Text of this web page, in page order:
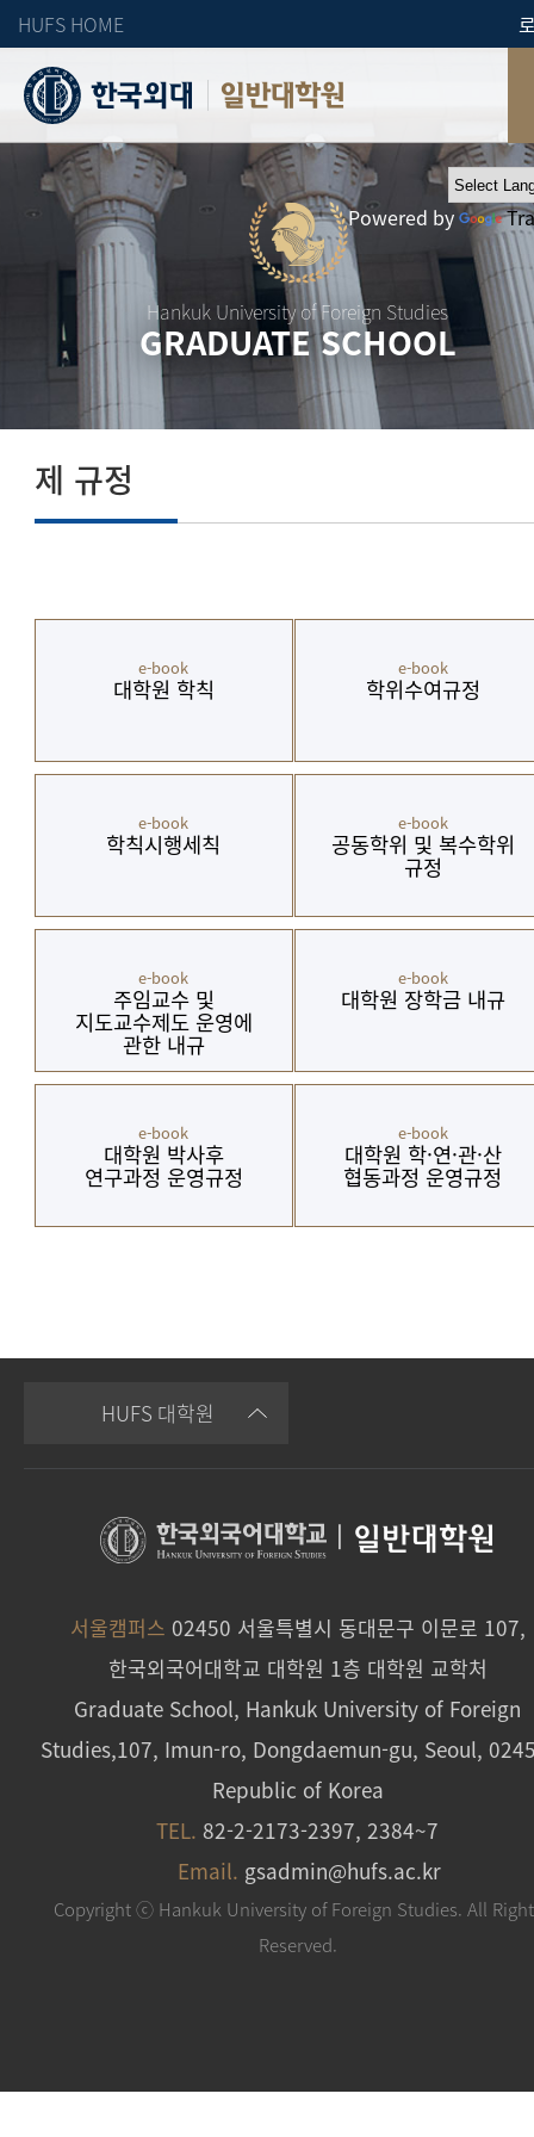
HUFS HOME
일반대학원
Hankuk University of Foreign Studies
GRADUATE SCHOOL
Powered by
제 규정
e-book
대학원 학칙
e-book
학위수여규정
e-book
학칙시행세칙
e-book
공동학위 및 복수학위
규정
e-book
주임교수 및
지도교수제도 운영에
관한 내규
e-book
대학원 장학금 내규
e-book
대학원 박사후
연구과정 운영규정
e-book
대학원 학·연·관·산
협동과정 운영규정
HUFS 대학원
일반대학원
서울캠퍼스 02450 서울특별시 동대문구 이문로 107,
한국외국어대학교 대학원 1층 대학원 교학처
Graduate School, Hankuk University of Foreign
Studies,107, Imun-ro, Dongdaemun-gu, Seoul,
Republic of Korea
TEL. 82-2-2173-2397, 2384~7
Email. gsadmin@hufs.ac.kr
Copyright ⓒ Hankuk University of Foreign Studies. All
Reserved.